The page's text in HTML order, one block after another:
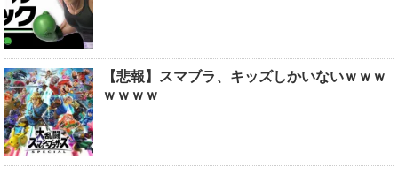
【悲報】スマブラ、キッズしかいないｗｗｗ
ｗｗｗｗ